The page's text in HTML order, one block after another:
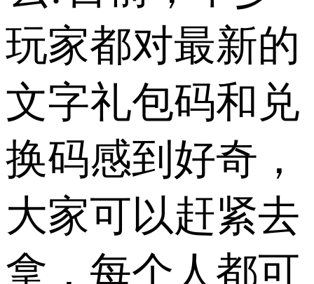
玩家都对最新的
文字礼包码和兑
换码感到好奇，
大家可以赶紧去
拿，每个人都可